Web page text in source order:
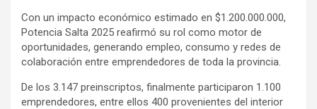
Con un impacto económico estimado en $1.200.000.000,
Potencia Salta 2025 reafirmó su rol como motor de
oportunidades, generando empleo, consumo y redes de
colaboración entre emprendedores de toda la provincia.
De los 3.147 preinscriptos, finalmente participaron 1.100
emprendedores, entre ellos 400 provenientes del interior